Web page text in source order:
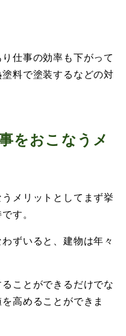
仕事の効率も下がって
料で塗装するなどの対
をおこなうメ
メリットとしてまず挙
す。
ずいると、建物は年々
ことができるだけでな
高めることができま